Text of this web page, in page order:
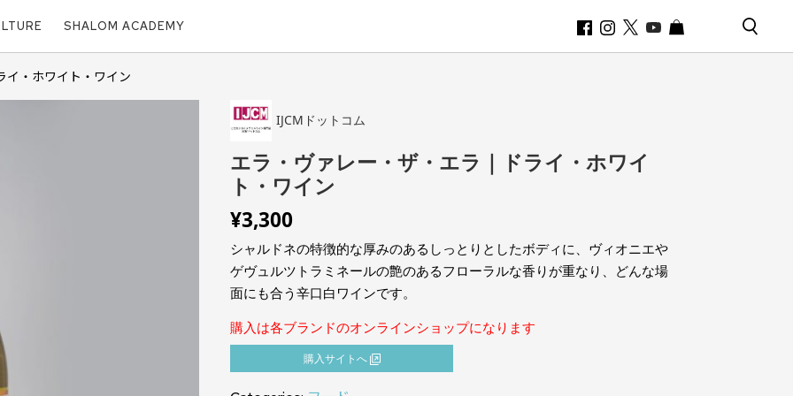
SHALOM ACADEMY
イ・ホワイト・ワイン
IJCMドットコム
エラ・ヴァレー・ザ・エラ｜ドライ・ホワイ
ト・ワイン
¥3,300
シャルドネの特徴的な厚みのあるしっとりとしたボディに、ヴィオニエや
ゲヴュルツトラミネールの艶のあるフローラルな香りが重なり、どんな場
面にも合う辛口白ワインです。
購入は各ブランドのオンラインショップになります
購⼊サイトへ